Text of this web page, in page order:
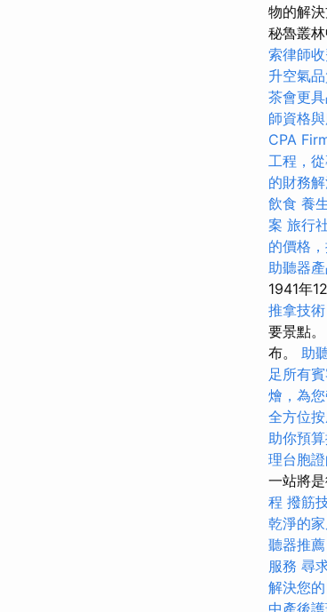
物的解
秘魯叢
索律師
升空氣
茶會更
師資格
CPA
工程，
的財務
飲食 養
案 旅行
的價格
助聽器
1941年
推拿技術
要景點
布。 助
足所有
燴，為
全方位
助你預
理台胞
一站將
程 撥筋
乾淨的
聽器推薦
服務 尋
解決您
中產後